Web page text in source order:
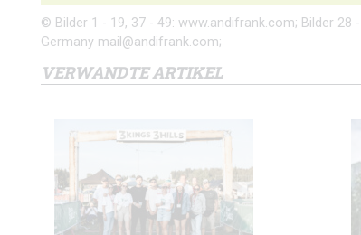
© Bilder 1 - 19, 37 - 49: www.andifrank.com; Bilder 28
Germany mail@andifrank.com;
VERWANDTE ARTIKEL